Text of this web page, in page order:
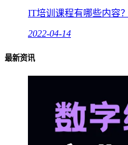
IT培训课程有哪些内容？
2022-04-14
最新资讯